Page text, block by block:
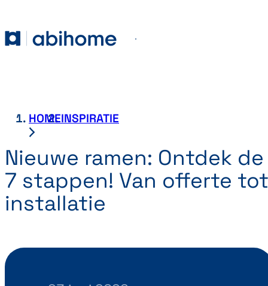
Abihome
HOMEINSPIRATIE
Nieuwe ramen: Ontdek de
7 stappen! Van offerte tot
installatie